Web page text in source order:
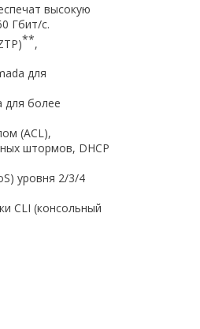
высокую
Гбит/с.
**,
для
для более
(ACL),
штормов, DHCP
уровня 2/3/4
CLI (консольный